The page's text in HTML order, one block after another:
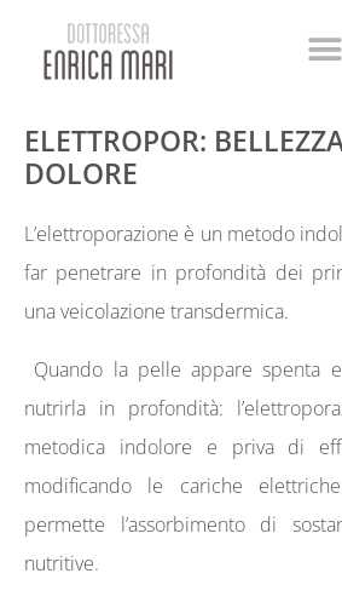
ELETTROPOR:
DOLORE
L’elettroporazione è un metodo
far penetrare in profondità dei
una veicolazione transdermica.
Quando la pelle appare spenta
nutrirla in profondità:
metodica indolore e priva di
modificando le cariche
permette l’assorbimento di
nutritive.